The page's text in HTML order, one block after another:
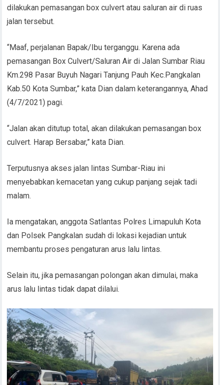
dilakukan pemasangan box culvert atau saluran air di ruas
jalan tersebut.
“Maaf, perjalanan Bapak/Ibu terganggu. Karena ada
pemasangan Box Culvert/Saluran Air di Jalan Sumbar Riau
Km.298 Pasar Buyuh Nagari Tanjung Pauh Kec.Pangkalan
Kab.50 Kota Sumbar,” kata Dian dalam keterangannya, Ahad
(4/7/2021) pagi.
“Jalan akan ditutup total, akan dilakukan pemasangan box
culvert. Harap Bersabar,” kata Dian.
Terputusnya akses jalan lintas Sumbar-Riau ini
menyebabkan kemacetan yang cukup panjang sejak tadi
malam.
Ia mengatakan, anggota Satlantas Polres Limapuluh Kota
dan Polsek Pangkalan sudah di lokasi kejadian untuk
membantu proses pengaturan arus lalu lintas.
Selain itu, jika pemasangan polongan akan dimulai, maka
arus lalu lintas tidak dapat dilalui.